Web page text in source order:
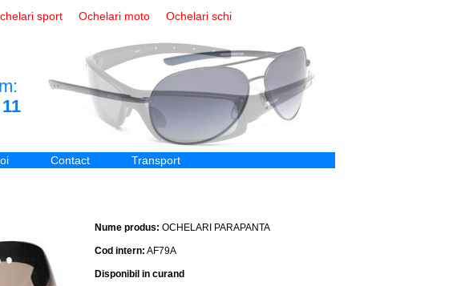
sport Ochelari moto
Ochelari schi
Contact
Transport
Nume produs: OCHELARI PARAPANTA
Cod intern: AF79A
Disponibil in curand